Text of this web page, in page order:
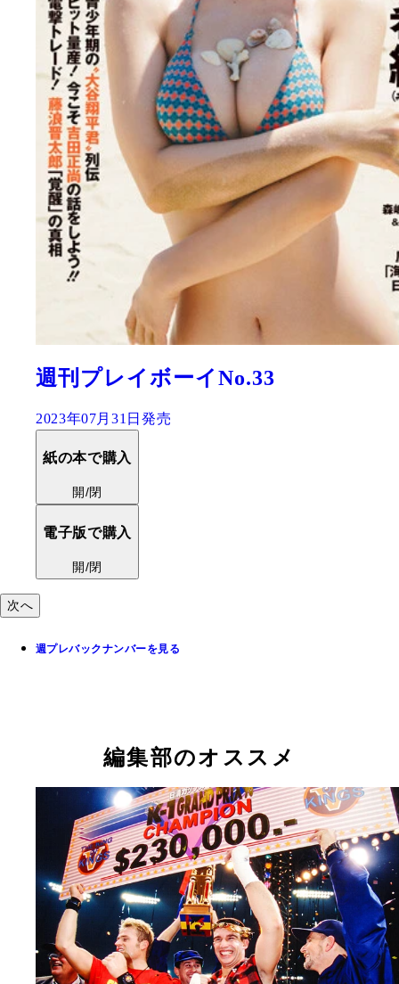
井上尚弥ドキュメンタリー写真集
PHOTO BOOK 2018-2023』
2024年02月21日発売
紙の本で購入
開/閉
次へ
週プレバックナンバーを見る
編集部のオススメ